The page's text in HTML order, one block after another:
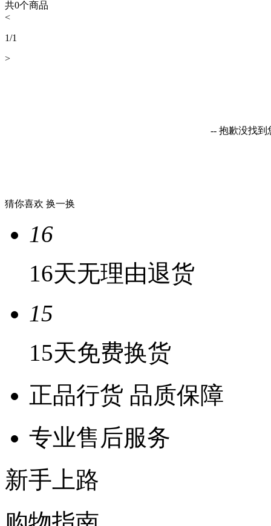
共0个商品
<
1/1
>
-- 抱歉没找到
猜你喜欢 换一换
16
16天无理由退货
15
15天免费换货
正品行货 品质保障
专业售后服务
新手上路